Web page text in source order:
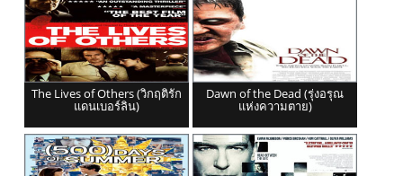
The Lives of Others (วิกฤติรัก
แดนเบอร์ลิน)
Dawn of the Dead (รุ่งอรุณ
แห่งความตาย)